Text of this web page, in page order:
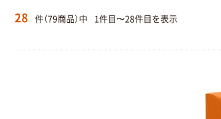
28 件（79商品）中 1件目〜28件目を表示